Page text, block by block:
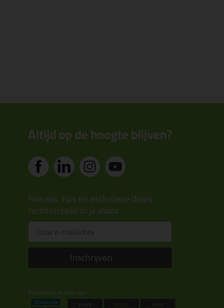
Altijd op de hoogte blijven?
Nieuws, tips en exclusieve deals
rechtstreeks in je inbox
Inschrijven
Kitcentrum is trots op: